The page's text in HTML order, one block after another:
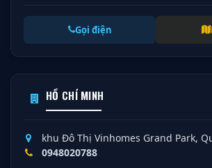
Gọi điện
HỒ CHÍ MINH
khu Đô Thị Vinhomes Grand Park,
0948020788